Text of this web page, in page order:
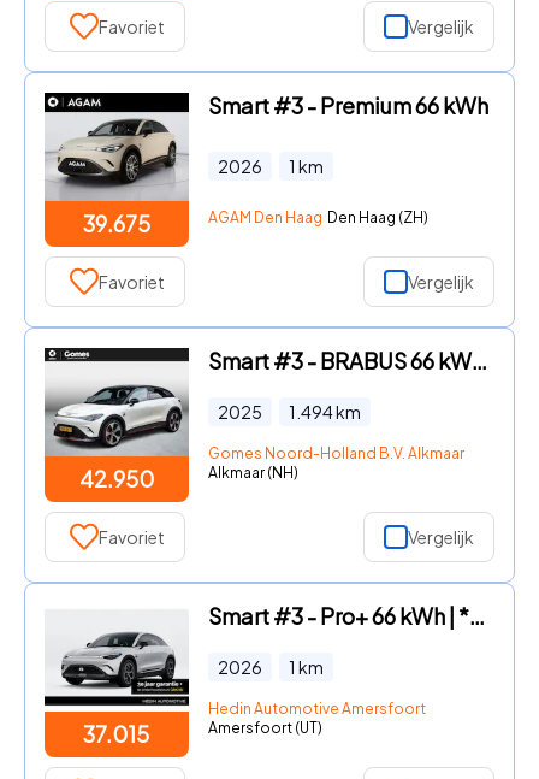
Favoriet Vergelijk
39.675
Smart #3 - Premium 66 kWh
2026 1 km
AGAM Den Haag Den Haag (ZH)
Favoriet Vergelijk
42.950
Smart #3 - BRABUS 66 kWh | Panoramadak | Beats Audio | Elektrisch Bedie
2025 1.494km
Gomes Noord-Holland B.V. Alkmaar
Alkmaar (NH)
Favoriet Vergelijk
37.015
Smart #3 - Pro+ 66 kWh | *Bijtelling vanaf € 222, - per maand!* | Adapt
2026 1 km
Hedin Automotive Amersfoort
Amersfoort (UT)